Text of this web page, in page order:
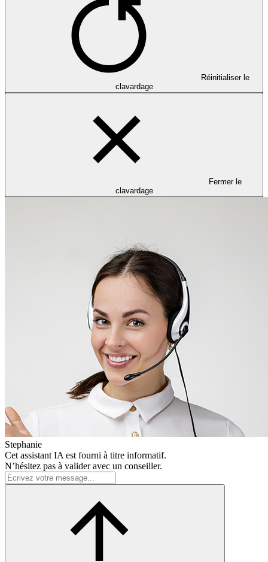
Réinitialiser le
clavardage
Fermer le
clavardage
Stephanie
Cet assistant IA est fourni à titre informatif.
N’hésitez pas à valider avec un conseiller.